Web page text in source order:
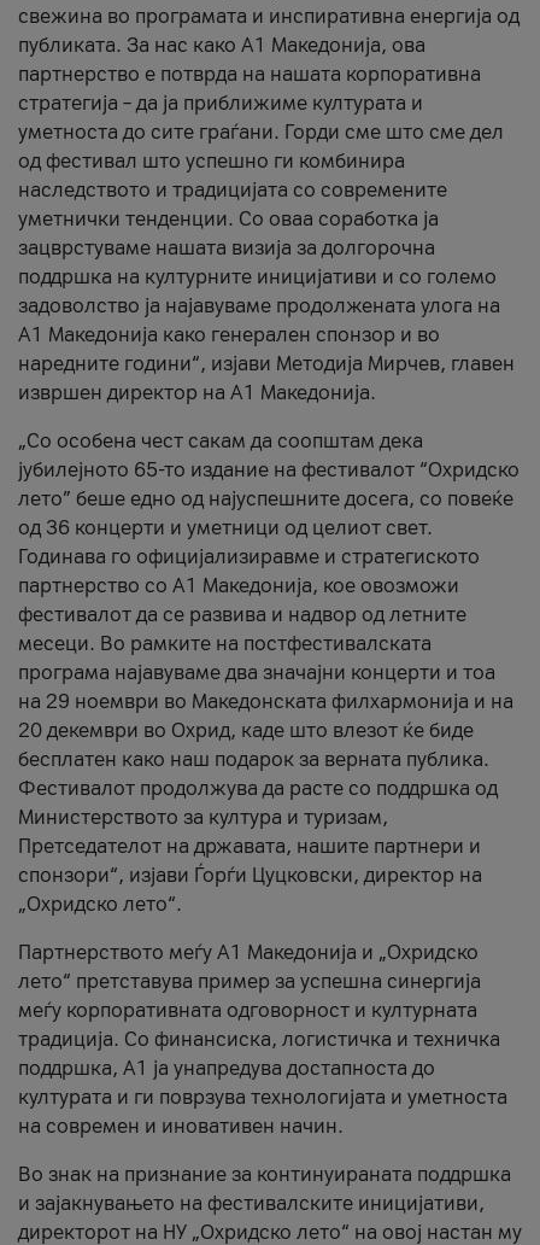
свежина во програмата и инспиративна енергија од
публиката. За нас како A1 Македонија, ова
партнерство е потврда на нашата корпоративна
стратегија – да ја приближиме културата и
уметноста до сите граѓани. Горди сме што сме дел
од фестивал што успешно ги комбинира
наследството и традицијата со современите
уметнички тенденции. Со оваа соработка ја
зацврстуваме нашата визија за долгорочна
поддршка на културните иницијативи и со големо
задоволство ја најавуваме продолжената улога на
A1 Македонија како генерален спонзор и во
наредните години“, изјави Методија Мирчев, главен
извршен директор на A1 Македонија.
„Со особена чест сакам да соопштам дека
јубилејното 65-то издание на фестивалот “Охридско
лето” беше едно од најуспешните досега, со повеќе
од 36 концерти и уметници од целиот свет.
Годинава го официјализиравме и стратегиското
партнерство со А1 Македонија, кое овозможи
фестивалот да се развива и надвор од летните
месеци. Во рамките на постфестивалската
програма најавуваме два значајни концерти и тоа
на 29 ноември во Македонската филхармонија и на
20 декември во Охрид, каде што влезот ќе биде
бесплатен како наш подарок за верната публика.
Фестивалот продолжува да расте со поддршка од
Министерството за култура и туризам,
Претседателот на државата, нашите партнери и
спонзори“, изјави Ѓорѓи Цуцковски, директор на
„Охридско лето“.
Партнерството меѓу A1 Македонија и „Охридско
лето“ претставува пример за успешна синергија
меѓу корпоративната одговорност и културната
традиција. Со финансиска, логистичка и техничка
поддршка, A1 ја унапредува достапноста до
културата и ги поврзува технологијата и уметноста
на современ и иновативен начин.
Во знак на признание за континуираната поддршка
и зајакнувањето на фестивалските иницијативи,
директорот на НУ „Охридско лето“ на овој настан му